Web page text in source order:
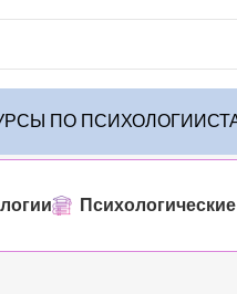
ПО ПСИХОЛОГИИ